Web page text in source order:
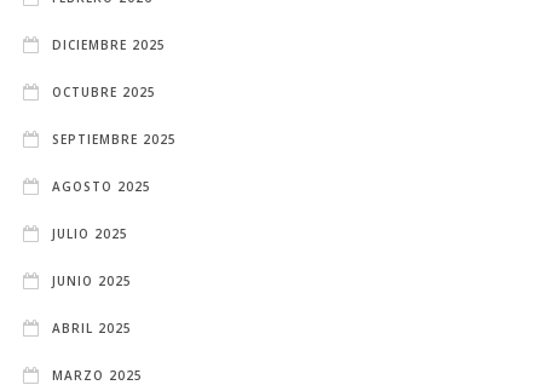
DICIEMBRE 2025
OCTUBRE 2025
SEPTIEMBRE 2025
AGOSTO 2025
JULIO 2025
JUNIO 2025
ABRIL 2025
MARZO 2025